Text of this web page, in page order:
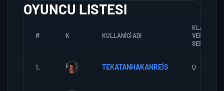
OYUNCU LISTESI
# K KULLANICI ADI
KLANA
VERDIGI
SEREF
1. TEKATANHAKANREİS 0